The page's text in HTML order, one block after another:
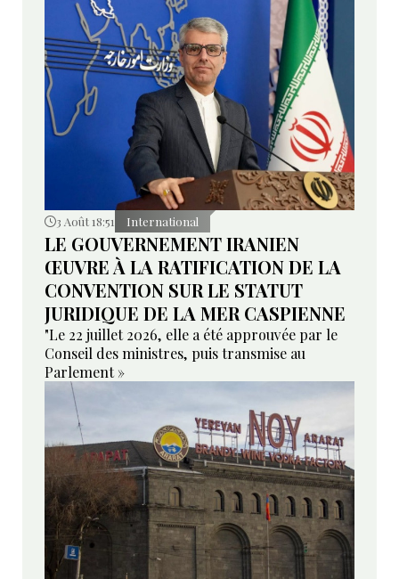
3 Août 18:51 International
LE GOUVERNEMENT IRANIEN
ŒUVRE À LA RATIFICATION DE LA
CONVENTION SUR LE STATUT
JURIDIQUE DE LA MER CASPIENNE
"Le 22 juillet 2026, elle a été approuvée par le
Conseil des ministres, puis transmise au
Parlement »